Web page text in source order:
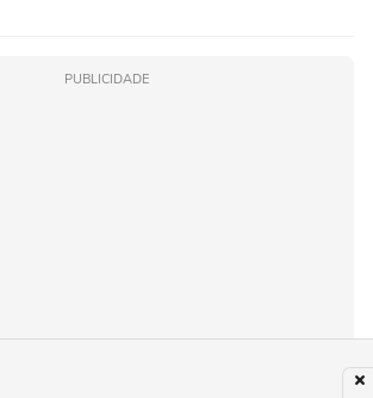
PUBLICIDADE